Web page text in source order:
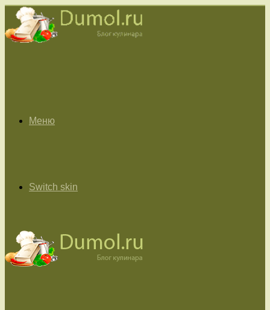
Меню
Switch skin